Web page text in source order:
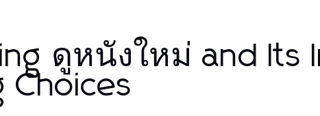
ดูหนังใหม่ and Its
Choices